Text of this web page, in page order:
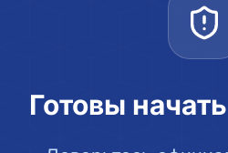
Готовы